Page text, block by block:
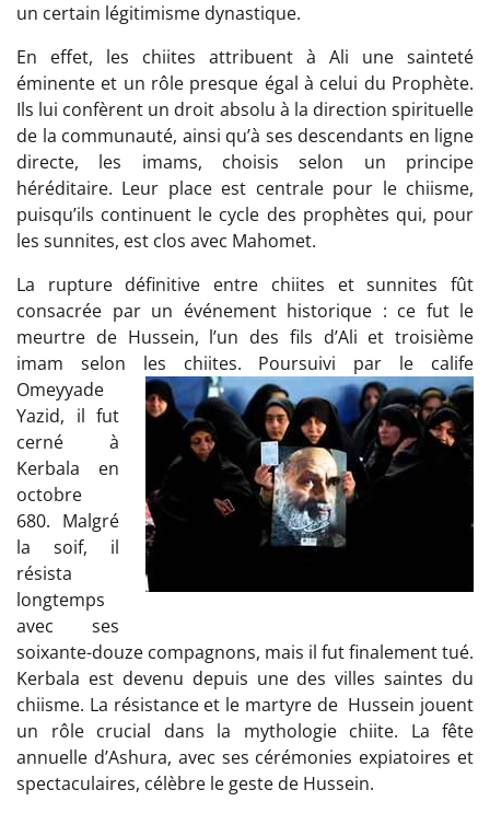
un certain légitimisme dynastique.
En effet, les chiites attribuent à Ali une sainteté
éminente et un rôle presque égal à celui du Prophète.
Ils lui confèrent un droit absolu à la direction spirituelle
de la communauté, ainsi qu’à ses descendants en ligne
directe, les imams, choisis selon un principe
héréditaire. Leur place est centrale pour le chiisme,
puisqu’ils continuent le cycle des prophètes qui, pour
les sunnites, est clos avec Mahomet.
La rupture définitive entre chiites et sunnites fût
consacrée par un événement historique : ce fut le
meurtre de Hussein, l’un des fils d’Ali et troisième
imam selon les chiites. Poursuivi par le calife
Omeyyade
Yazid, il fut
cerné à
Kerbala en
octobre
680. Malgré
la soif, il
résista
longtemps
avec ses
soixante-douze compagnons, mais il fut finalement tué.
Kerbala est devenu depuis une des villes saintes du
chiisme. La résistance et le martyre de Hussein jouent
un rôle crucial dans la mythologie chiite. La fête
annuelle d’Ashura, avec ses cérémonies expiatoires et
spectaculaires, célèbre le geste de Hussein.